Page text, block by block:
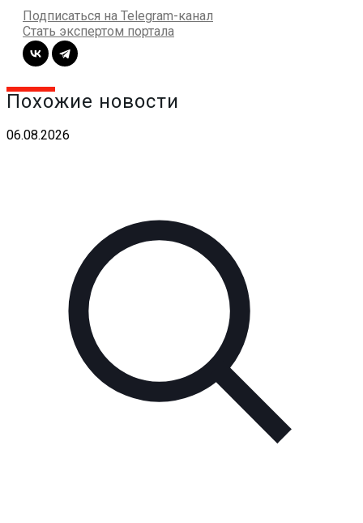
Подписаться на Telegram-канал
Стать экспертом портала
Похожие новости
06.08.2026